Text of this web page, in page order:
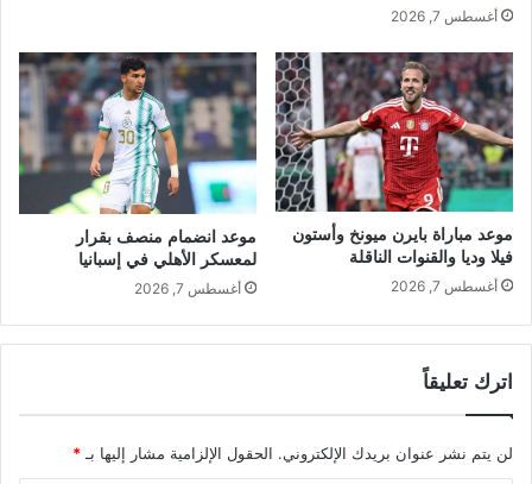
أغسطس 7, 2026
موعد مباراة بايرن ميونخ وأستون
فيلا وديا والقنوات الناقلة
أغسطس 7, 2026
موعد انضمام منصف بقرار
لمعسكر الأهلي في إسبانيا
أغسطس 7, 2026
اترك تعليقاً
لن يتم نشر عنوان بريدك الإلكتروني. الحقول الإلزامية مشار إليها بـ *